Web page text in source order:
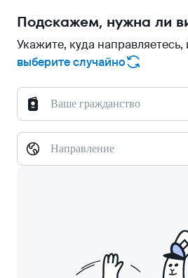
Подскажем, нужна ли
Укажите, куда направляетесь,
выберите случайно
Ваше гражданство
Направление